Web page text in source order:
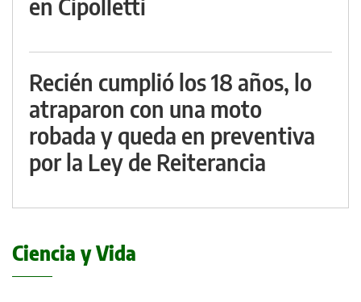
en Cipolletti
Recién cumplió los 18 años, lo
atraparon con una moto
robada y queda en preventiva
por la Ley de Reiterancia
Ciencia y Vida